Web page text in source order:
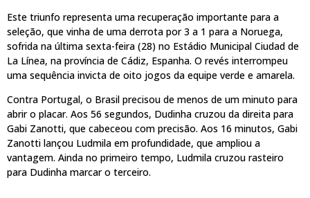
Este triunfo representa uma recuperação importante para a
seleção, que vinha de uma derrota por 3 a 1 para a Noruega,
sofrida na última sexta-feira (28) no Estádio Municipal Ciudad de
La Línea, na província de Cádiz, Espanha. O revés interrompeu
uma sequência invicta de oito jogos da equipe verde e amarela.
Contra Portugal, o Brasil precisou de menos de um minuto para
abrir o placar. Aos 56 segundos, Dudinha cruzou da direita para
Gabi Zanotti, que cabeceou com precisão. Aos 16 minutos, Gabi
Zanotti lançou Ludmila em profundidade, que ampliou a
vantagem. Ainda no primeiro tempo, Ludmila cruzou rasteiro
para Dudinha marcar o terceiro.